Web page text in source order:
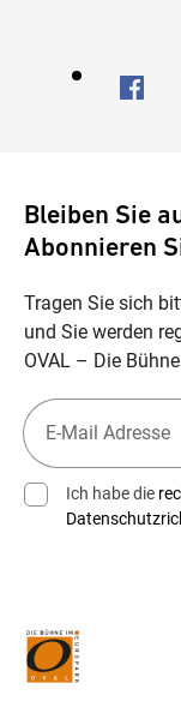
Bleiben Sie
Abonnieren
Tragen Sie sich
und Sie werden
OVAL – Die
Ich habe die